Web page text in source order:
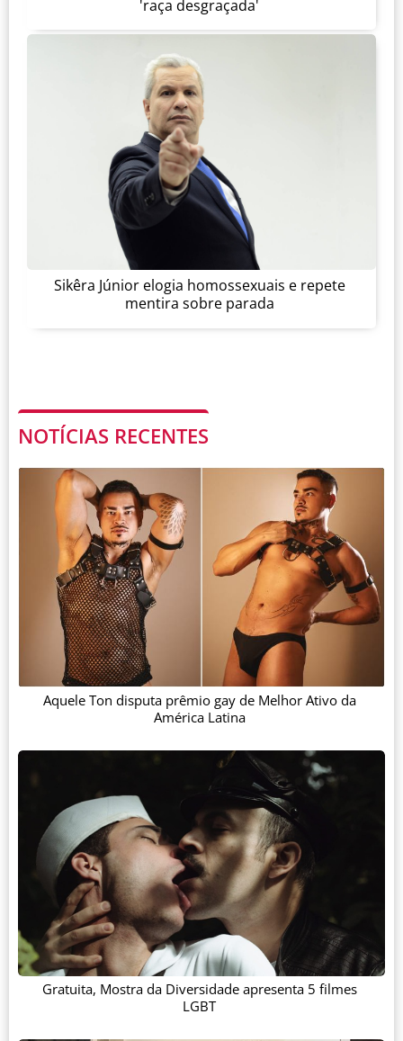
'raça desgraçada'
Sikêra Júnior elogia homossexuais e repete
mentira sobre parada
NOTÍCIAS RECENTES
Aquele Ton disputa prêmio gay de Melhor Ativo da
América Latina
Gratuita, Mostra da Diversidade apresenta 5 filmes
LGBT